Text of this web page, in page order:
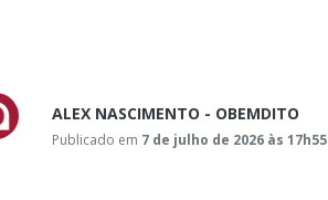
ALEX NASCIMENTO - OBEMDITO
Publicado em 7 de julho de 2026 às 17h55